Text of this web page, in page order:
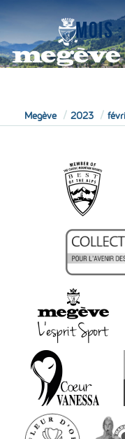
Megève 2023
MOIS